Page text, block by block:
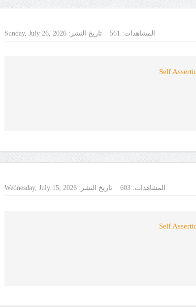
تاريخ النشر:Sunday, July 26, 2026 المشاهدات: 561
تاريخ النشر:Wednesday, July 15, 2026 المشاهدات:603